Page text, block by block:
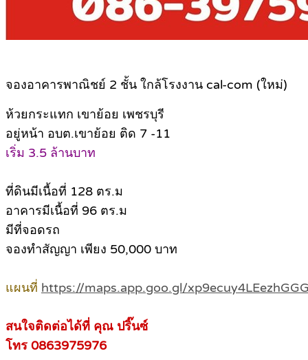
จองอาคารพาณิชย์ 2 ชั้น ใกล้โรงงาน cal-com (ใหม่)
ห้วยกระแทก เขาย้อย เพชรบุรี
อยู่หน้า อบต.เขาย้อย ติด 7 -11
เริ่ม 3.5 ล้านบาท
ที่ดินมีเนื้อที่ 128 ตร.ม
อาคารมีเนื้อที่ 96 ตร.ม
มีที่จอดรถ
จองทำสัญญา เพียง 50,000 บาท
แผนที่ https://maps.app.goo.gl/
สนใจติดต่อได้ที่ คุณ ปริ๊นซ์
โทร 0863975976